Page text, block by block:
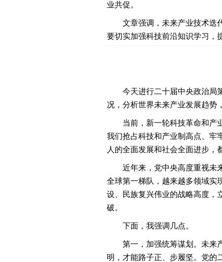
业共促。
文章强调，未来产业技术迭
要切实加强科技前沿知识学习，
今天进行二十届中央政治局
况，分析世界未来产业发展趋势
当前，新一轮科技革命和产
我们抢占科技和产业制高点、牢
人的全面发展和社会全面进步，
近年来，党中央高度重视未
全球第一梯队，越来越多领域实
设、民族复兴伟业的战略高度，
破。
下面，我强调几点。
第一，加强统筹谋划。未来
明，才能路子正、步履坚。党的